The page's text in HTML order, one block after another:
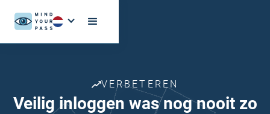
VERBETEREN
Veilig inloggen was nog nooit zo